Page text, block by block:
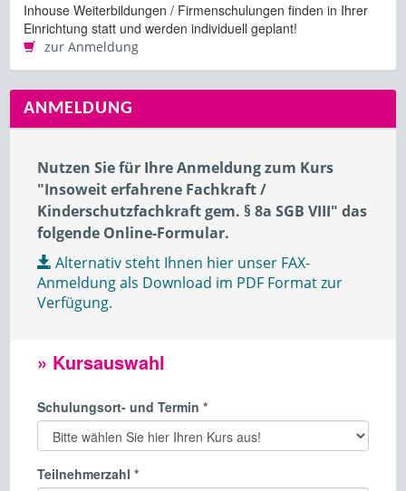
Inhouse Weiterbildungen / Firmenschulungen finden in Ihrer
Einrichtung statt und werden individuell geplant!
zur Anmeldung
ANMELDUNG
Nutzen Sie für Ihre Anmeldung zum Kurs
"Insoweit erfahrene Fachkraft /
Kinderschutzfachkraft gem. § 8a SGB VIII" das
folgende Online-Formular.
Alternativ steht Ihnen hier unser FAX-
Anmeldung als Download im PDF Format zur
Verfügung.